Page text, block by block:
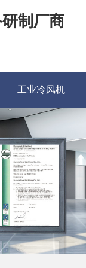
制厂商
工业冷风机